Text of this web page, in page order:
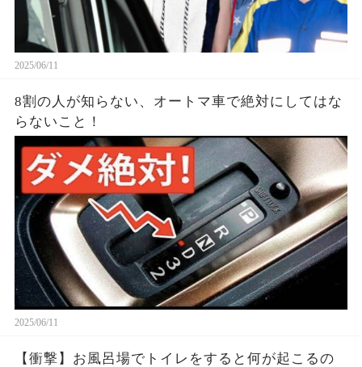
2025/06/11
8割の人が知らない、オートマ車で絶対にしてはな
らないこと！
2025/06/11
【衝撃】お風呂場でトイレをすると何が起こるの